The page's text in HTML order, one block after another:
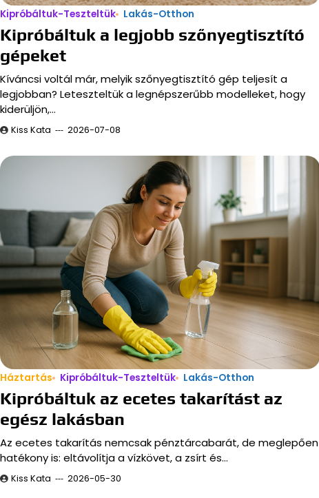
Kipróbáltuk-Teszteltük Lakás-Otthon
Kipróbáltuk a legjobb szőnyegtisztító
gépeket
Kíváncsi voltál már, melyik szőnyegtisztító gép teljesít a
legjobban? Leteszteltük a legnépszerűbb modelleket, hogy
kiderüljön,…
Kiss Kata 2026-07-08
Háztartás Kipróbáltuk-Teszteltük Lakás-Otthon
Kipróbáltuk az ecetes takarítást az
egész lakásban
Az ecetes takarítás nemcsak pénztárcabarát, de meglepően
hatékony is: eltávolítja a vízkövet, a zsírt és…
Kiss Kata 2026-05-30